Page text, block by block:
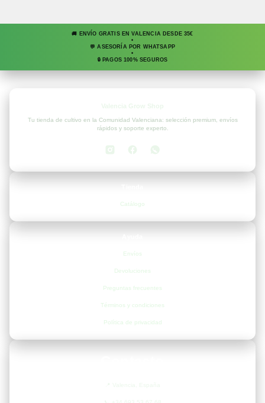
🚚 ENVÍO GRATIS EN VALENCIA DESDE 35€
•
💬 ASESORÍA POR WHATSAPP
•
🔒 PAGOS 100% SEGUROS
Tu tienda de cultivo en la Comunidad Valenciana: selección premium, envíos
rápidos y soporte experto.
Catálogo
Envíos
Devoluciones
Preguntas frecuentes
Términos y condiciones
Política de privacidad